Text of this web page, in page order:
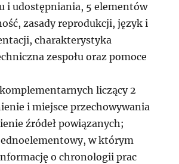
i udostępniania, 5 elementów
zasady reprodukcji, język i
charakterystyka
zespołu oraz pomoce
liczący 2
i miejsce przechowywania
źródeł powiązanych;
w którym
o chronologii prac